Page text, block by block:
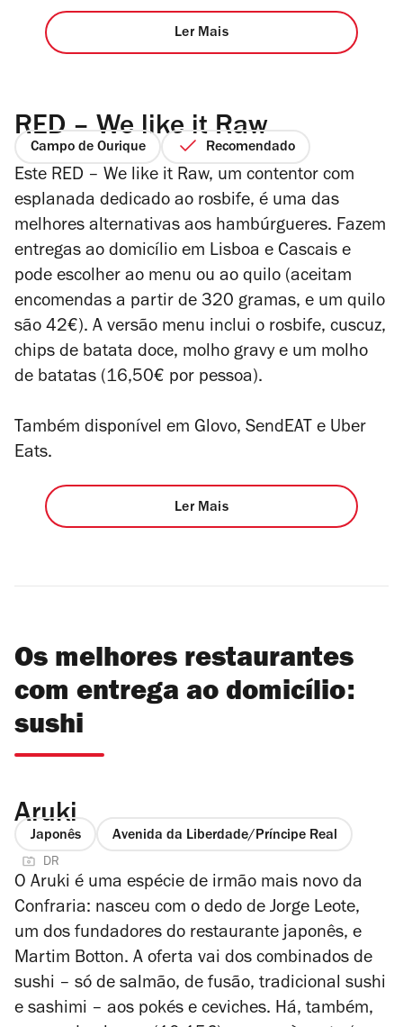
Ler Mais
RED – We like it Raw
Campo de Ourique Recomendado
Este RED – We like it Raw, um contentor com
esplanada dedicado ao rosbife, é uma das
melhores alternativas aos hambúrgueres. Fazem
entregas ao domicílio em Lisboa e Cascais e
pode escolher ao menu ou ao quilo (aceitam
encomendas a partir de 320 gramas, e um quilo
são 42€). A versão menu inclui o rosbife, cuscuz,
chips de batata doce, molho gravy e um molho
de batatas (16,50€ por pessoa).
Também disponível em Glovo, SendEAT e Uber
Eats.
Ler Mais
Os melhores restaurantes
com entrega ao domicílio:
sushi
Aruki
Japonês Avenida da Liberdade/Príncipe Real
DR
O Aruki é uma espécie de irmão mais novo da
Confraria: nasceu com o dedo de Jorge Leote,
um dos fundadores do restaurante japonês, e
Martim Botton. A oferta vai dos combinados de
sushi – só de salmão, de fusão, tradicional sushi
e sashimi – aos pokés e ceviches. Há, também,